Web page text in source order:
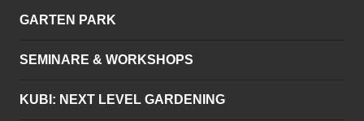
GARTEN PARK
SEMINARE & WORKSHOPS
KUBI: NEXT LEVEL GARDENING